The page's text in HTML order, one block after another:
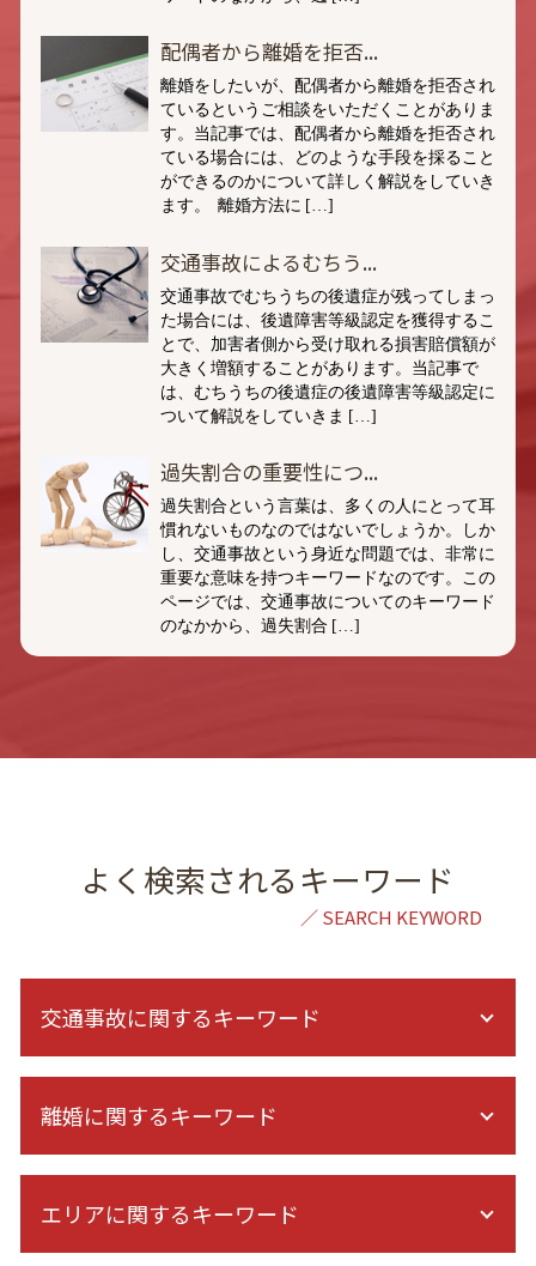
配偶者から離婚を拒否...
離婚をしたいが、配偶者から離婚を拒否され
ているというご相談をいただくことがありま
す。当記事では、配偶者から離婚を拒否され
ている場合には、どのような手段を採ること
ができるのかについて詳しく解説をしていき
ます。 離婚方法に […]
交通事故によるむちう...
交通事故でむちうちの後遺症が残ってしまっ
た場合には、後遺障害等級認定を獲得するこ
とで、加害者側から受け取れる損害賠償額が
大きく増額することがあります。当記事で
は、むちうちの後遺症の後遺障害等級認定に
ついて解説をしていきま […]
過失割合の重要性につ...
過失割合という言葉は、多くの人にとって耳
慣れないものなのではないでしょうか。しか
し、交通事故という身近な問題では、非常に
重要な意味を持つキーワードなのです。この
ページでは、交通事故についてのキーワード
のなかから、過失割合 […]
よく検索されるキーワード
交通事故に関するキーワード
交通事故 脳挫傷
保険会社 示談
休業損害 通院
逸失利益 認められない
離婚に関するキーワード
子どもの親権
離婚 調停 応じない
エリアに関するキーワード